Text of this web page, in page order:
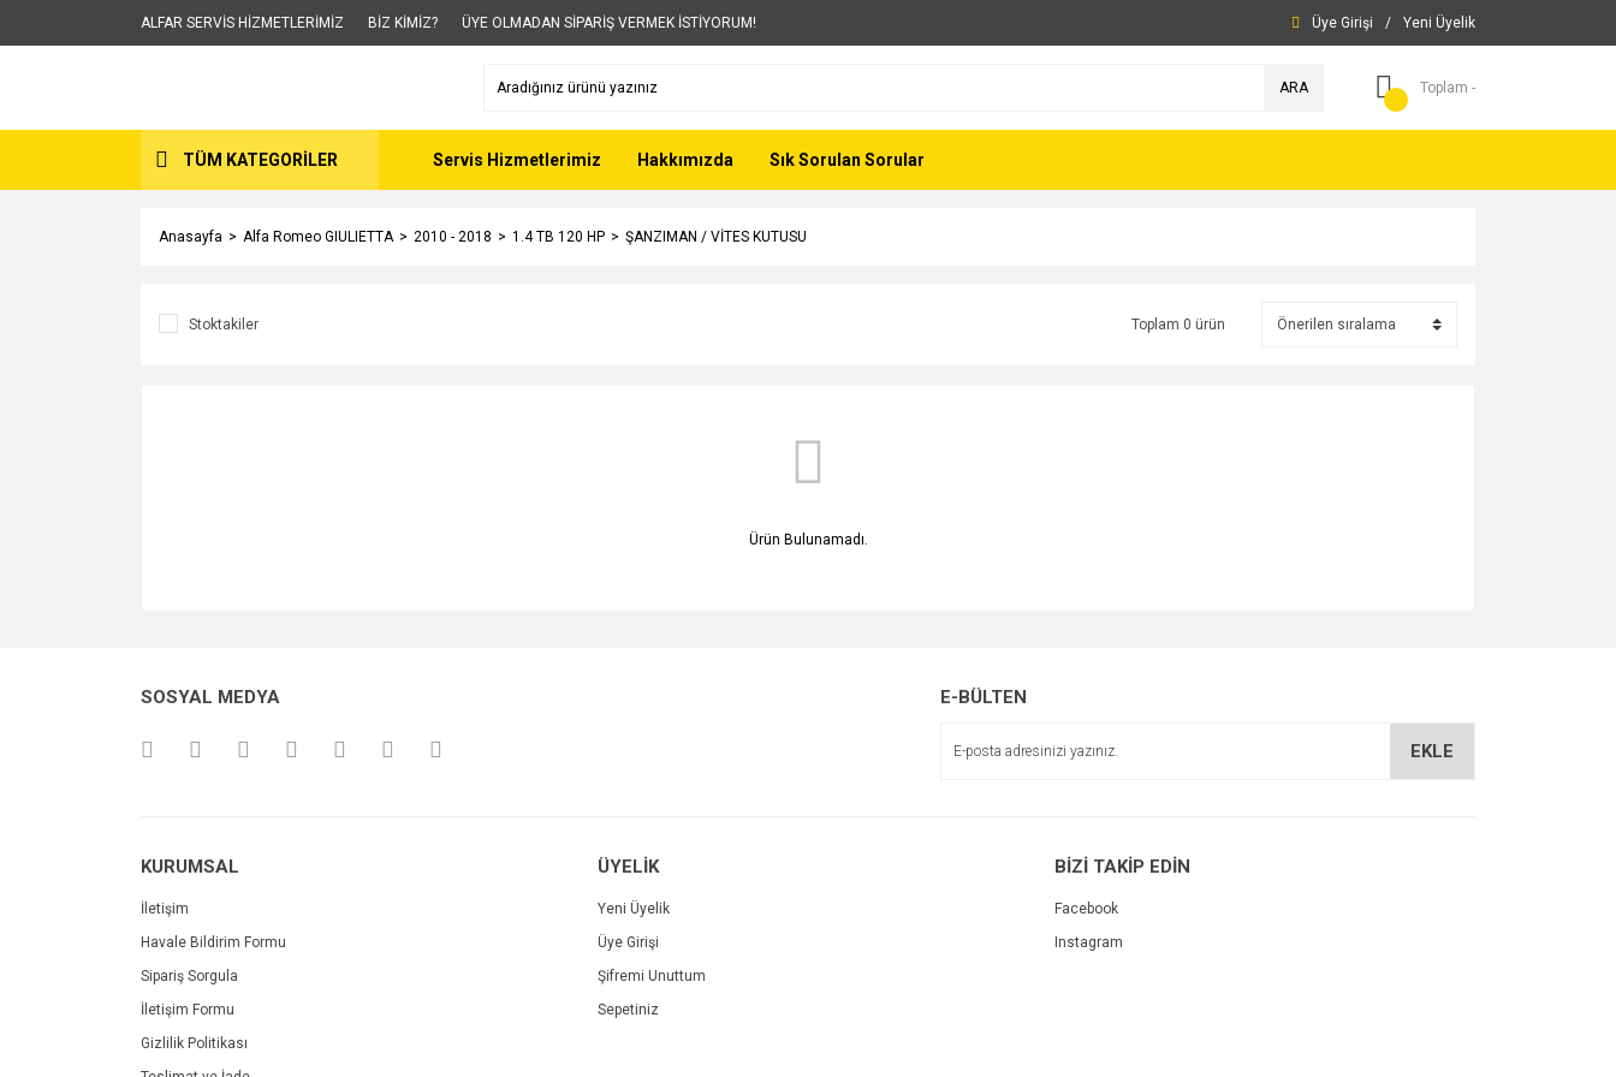
ALFAR SERVİS HİZMETLERİMİZ BİZ KİMİZ? ÜYE OLMADAN SİPARİŞ VERMEK İSTİYORUM! Üye Girişi / Yeni Üyelik
ARA Toplam -
TÜM KATEGORİLER Servis Hizmetlerimiz Hakkımızda Sık Sorulan Sorular
Anasayfa Alfa Romeo GIULIETTA 2010 - 2018 1.4 TB 120 HP ŞANZIMAN / VİTES KUTUSU
Stoktakiler Toplam 0 ürün
Ürün Bulunamadı.
SOSYAL MEDYA E-BÜLTEN
EKLE
KURUMSAL
İletişim
Havale Bildirim Formu
Sipariş Sorgula
İletişim Formu
Gizlilik Politikası
ÜYELİK
Yeni Üyelik
Üye Girişi
Şifremi Unuttum
Sepetiniz
BİZİ TAKİP EDİN
Facebook
Instagram